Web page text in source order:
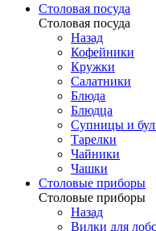
Столовая посуда
Столовая посуда
Назад
Кофейники
Кружки
Салатники
Блюда
Блюдца
Супницы и
Тарелки
Чайники
Чашки
Cтоловые приборы
Cтоловые приборы
Назад
Вилки для